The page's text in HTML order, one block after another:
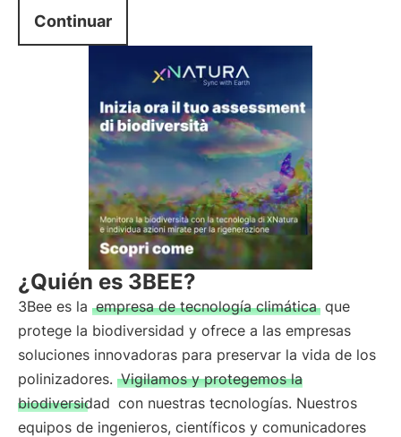
Continuar
¿Quién es 3BEE?
3Bee es la empresa de tecnología climática que
protege la biodiversidad y ofrece a las empresas
soluciones innovadoras para preservar la vida de los
polinizadores. Vigilamos y protegemos la
biodiversidad con nuestras tecnologías. Nuestros
equipos de ingenieros, científicos y comunicadores